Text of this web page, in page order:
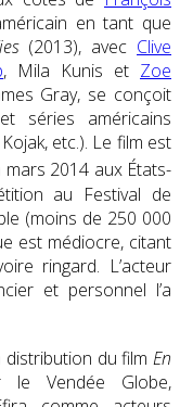
en tant que
(2013), avec Clive
, Mila Kunis et Zoe
Gray, se conçoit
séries américains
etc.). Le film est
mars 2014 aux États-
au Festival de
(moins de 250 000
est médiocre, citant
ringard. L’acteur
et personnel l’a
du film En
le Vendée Globe,